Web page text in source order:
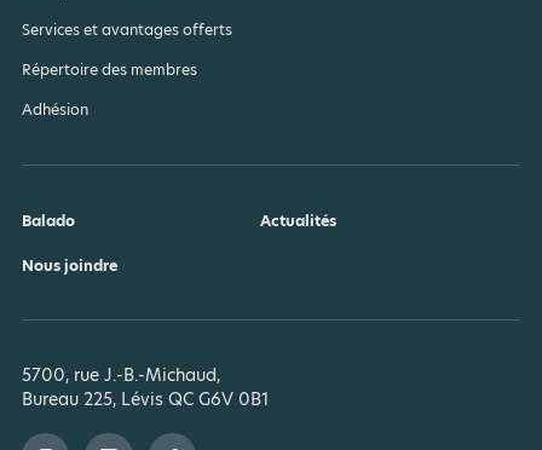
Services et avantages offerts
Répertoire des membres
Adhésion
Balado Actualités
Nous joindre
5700, rue J.-B.-Michaud,
Bureau 225, Lévis QC G6V 0B1